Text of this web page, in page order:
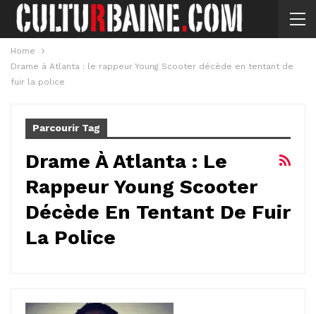
Home
Drame à Atlanta : le rappeur Young Scooter décède en tentant de
fuir la police
Parcourir Tag
Drame À Atlanta : Le
Rappeur Young Scooter
Décède En Tentant De Fuir
La Police